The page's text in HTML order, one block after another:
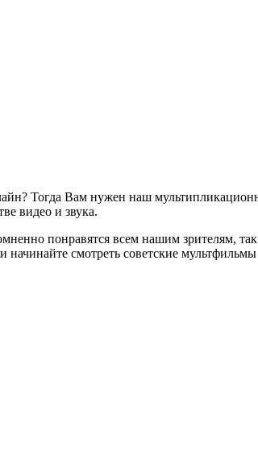
Тогда Вам нужен наш
видео и звука.
понравятся всем нашим зрителям,
смотреть советские